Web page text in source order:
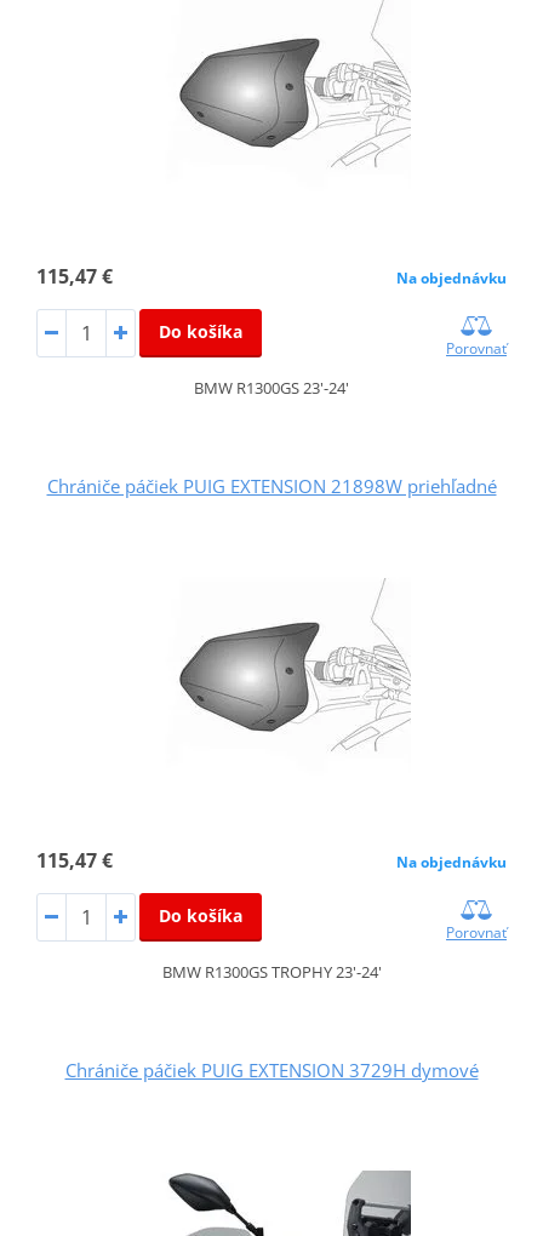
115,47 € Na objednávku
Do košíka
Porovnať
BMW R1300GS 23'-24'
Chrániče páčiek PUIG EXTENSION 21898W priehľadné
115,47 € Na objednávku
Do košíka
Porovnať
BMW R1300GS TROPHY 23'-24'
Chrániče páčiek PUIG EXTENSION 3729H dymové